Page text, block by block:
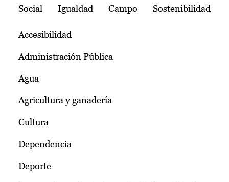
Social Igualdad Campo Sostenibilidad
Accesibilidad
Administración Pública
Agua
Agricultura y ganadería
Cultura
Dependencia
Deporte